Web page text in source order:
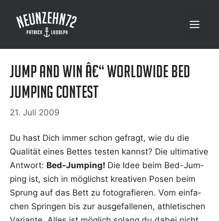
Inhalt
springen
Menü
Jump and Win â€“ Worldwide Bed
Jumping Contest
21. Juli 2009
Du hast Dich immer schon gefragt, wie du die
Qua­li­tät eines Bet­tes tes­ten kannst? Die ulti­ma­ti­ve
Ant­wort: Bed-Jum­ping! Die Idee beim Bed-Jum­
ping ist, sich in mög­lichst krea­ti­ven Posen beim
Sprung auf das Bett zu foto­gra­fie­ren. Vom ein­fa­
chen Sprin­gen bis zur aus­ge­fal­le­nen, ath­le­ti­schen